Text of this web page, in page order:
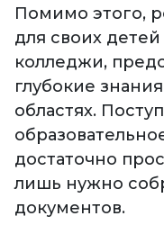
Помимо этого,
для своих
колледжи,
глубокие
областях.
достаточно
лишь нужно
документов.